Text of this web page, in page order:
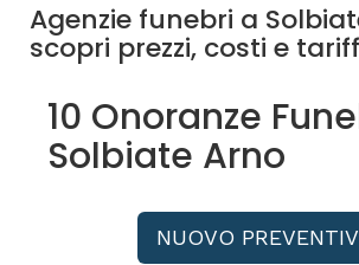
Agenzie funebri a
scopri prezzi, costi e
10 Onoranze
Solbiate Arno
NUOVO